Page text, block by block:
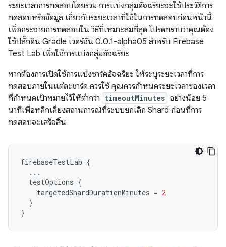
ระยะเวลาการทดสอบโดยรวม การแบ่งกลุ่มอัจฉริยะจะใช้ประวัติการ
ทดสอบหรือข้อมูล เกี่ยวกับระยะเวลาที่ใช้ในการทดสอบก่อนหน้านี้
เพื่อกระจายการทดสอบใน วิธีที่เหมาะสมที่สุด โปรดทราบว่าคุณต้อง
ใช้ปลั๊กอิน Gradle เวอร์ชัน 0.0.1-alpha05 สำหรับ Firebase
Test Lab เพื่อใช้การแบ่งกลุ่มอัจฉริยะ
หากต้องการเปิดใช้การแบ่งชาร์ดอัจฉริยะ ให้ระบุระยะเวลาที่การ
ทดสอบภายในแต่ละชาร์ด ควรใช้ คุณควรกำหนดระยะเวลาของเวลา
ที่กำหนดเป้าหมายไว้ให้ต่ำกว่า timeoutMinutes อย่างน้อย 5
นาทีเพื่อหลีกเลี่ยงสถานการณ์ที่ระบบยกเลิก Shard ก่อนที่การ
ทดสอบจะเสร็จสิ้น
firebaseTestLab {
...
testOptions {
targetedShardDurationMinutes = 2
}
}